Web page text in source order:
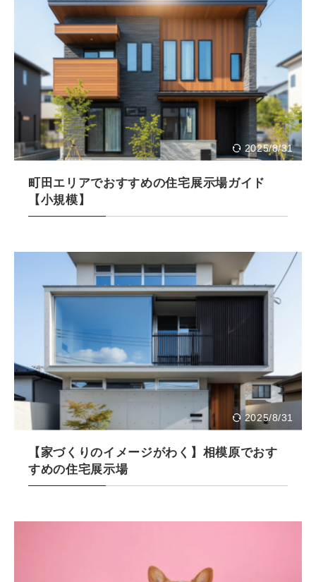
2025/8/31
町田エリアでおすすめの住宅展示場ガイド
【小規模】
2025/8/31
【家づくりのイメージがわく】相模原でおす
すめの住宅展示場